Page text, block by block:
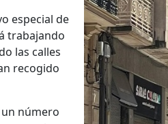
especial de
trabajando
las calles
recogido
número